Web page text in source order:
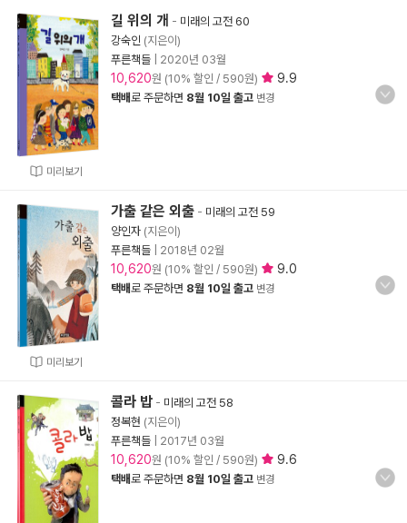
미리보기
길 위의 개 - 미래의 고전 60
강숙인 (지은이)
푸른책들
2020년 03월
10,620원 (10% 할인 / 590원) 9.9
택배로 주문하면 8월 10일 출고 변경
미리보기
가출 같은 외출 - 미래의 고전 59
양인자 (지은이)
푸른책들
2018년 02월
10,620원 (10% 할인 / 590원) 9.0
택배로 주문하면 8월 10일 출고 변경
콜라 밥 - 미래의 고전 58
정복현 (지은이)
푸른책들
2017년 03월
10,620원 (10% 할인 / 590원) 9.6
택배로 주문하면 8월 10일 출고 변경